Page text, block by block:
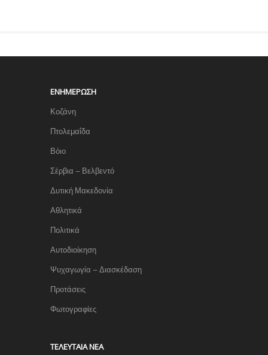
ΕΝΗΜΈΡΩΣΗ
Κοζάνη
Πτολεμαΐδα
Βόιο
Σέρβια – Βελβεντό
Δυτική Μακεδονία
Αθλητικά
Πολιτικά
Αυτοδιοίκηση
Ψυχαγωγία – Διασκέδαση
Προτάσεις
Φωτογραφίες
TΕΛΕΥΤΑΊΑ ΝΈΑ